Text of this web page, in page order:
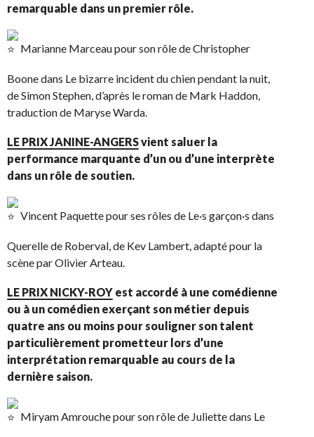
remarquable dans un premier rôle.
Marianne Marceau pour son rôle de Christopher
Boone dans Le bizarre incident du chien pendant la nuit,
de Simon Stephen, d’après le roman de Mark Haddon,
traduction de Maryse Warda.
LE PRIX JANINE-ANGERSvient saluer la
performance marquante d’un ou d’une interprète
dans un rôle de soutien.
Vincent Paquette pour ses rôles de Le·s garçon·s dans
Querelle de Roberval, de Kev Lambert, adapté pour la
scène par Olivier Arteau.
LE PRIX NICKY-ROY est accordé à une comédienne
ou à un comédien exerçant son métier depuis
quatre ans ou moins pour souligner son talent
particulièrement prometteur lors d’une
interprétation remarquable au cours de la
dernière saison.
Miryam Amrouche pour son rôle de Juliette dans Le